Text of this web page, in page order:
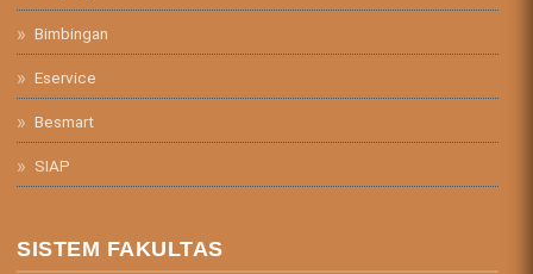
Bimbingan
Eservice
Besmart
SIAP
SISTEM FAKULTAS